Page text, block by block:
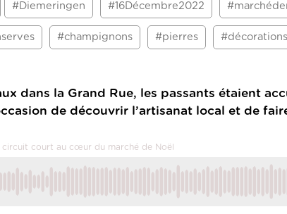
#Diemeringen #16Décembre2022
#champignons #pierres #décorations
dans la Grand Rue, les passants étaient
de découvrir l’artisanat local et de
circuit court au cœur du marché de Noël